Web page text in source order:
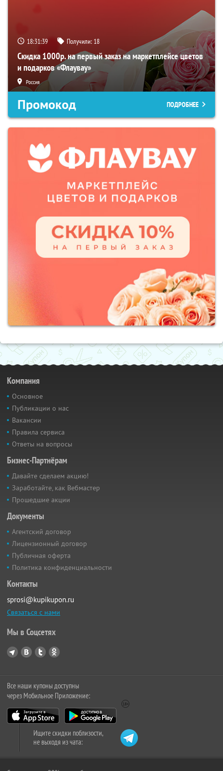
18:31:38 Получили: 18
Скидка 1000р. на первый заказ на маркетплейсе цветов
и подарков «Флаувау»
Россия
Промокод ПОДРОБНЕЕ
Компания
Основное
Публикации о нас
Вакансии
Правила сервиса
Ответы на вопросы
Бизнес-Партнёрам
Давайте сделаем акцию!
Заработайте, как Вебмастер
Прошедшие акции
Документы
Агентский договор
Лицензионный договор
Публичная оферта
Политика конфиденциальности
Контакты
sprosi@kupikupon.ru
Связаться с нами
Мы в Соцсетях
Все наши купоны доступны
через Мобильное Приложение:
Ищите скидки поблизости,
не выходя из чата: